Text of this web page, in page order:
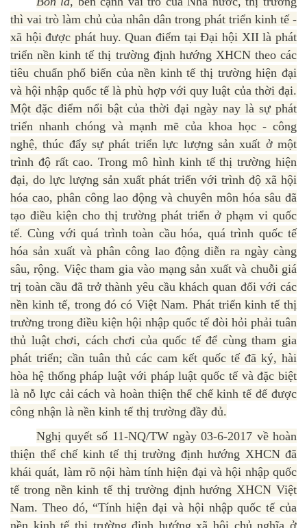
thì vai trò làm chủ của nhân dân trong phát triển kinh tế -
xã hội được phát huy. Quan điểm tại Đại hội XII là phát
triển nền kinh tế thị trường định hướng XHCN theo các
tiêu chuẩn phổ biến của nền kinh tế thị trường hiện đại
và hội nhập quốc tế là phù hợp với quy luật của thời đại.
Một đặc điểm nổi bật của thời đại ngày nay là sự phát
triển nhanh chóng và mạnh mẽ của khoa học - công
nghệ, thúc đẩy sự phát triển lực lượng sản xuất ở một
trình độ rất cao. Trong mô hình kinh tế thị trường hiện
đại, do lực lượng sản xuất phát triển với trình độ xã hội
hóa cao, phân công lao động và chuyên môn hóa sâu đã
tạo điều kiện cho thị trường phát triển ở phạm vi quốc
tế. Cùng với quá trình toàn cầu hóa, quá trình quốc tế
hóa sản xuất và phân công lao động diễn ra ngày càng
sâu, rộng. Việc tham gia vào mạng sản xuất và chuỗi giá
trị toàn cầu đã trở thành yêu cầu khách quan đối với các
nền kinh tế, trong đó có Việt Nam. Phát triển kinh tế thị
trường trong điều kiện hội nhập quốc tế đòi hỏi phải tuân
thủ luật chơi, cách chơi của quốc tế để cùng tham gia
phát triển; cần tuân thủ các cam kết quốc tế đã ký, hài
hòa hệ thống pháp luật với pháp luật quốc tế và đặc biệt
là nỗ lực cải cách và hoàn thiện thể chế kinh tế để được
công nhận là nền kinh tế thị trường đầy đủ.
Nghị quyết số 11-NQ/TW ngày 03-6-2017 về hoàn
thiện thể chế kinh tế thị trường định hướng XHCN đã
khái quát, làm rõ nội hàm tính hiện đại và hội nhập quốc
tế trong nền kinh tế thị trường định hướng XHCN Việt
Nam. Theo đó, “Tính hiện đại và hội nhập quốc tế của